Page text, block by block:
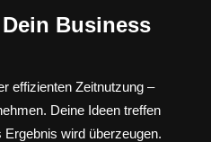
Business
effizienten Zeitnutzung –
Deine Ideen treffen
wird überzeugen.